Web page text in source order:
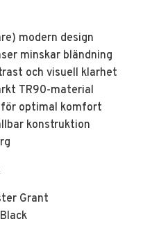
modern design
minskar bländning
och visuell klarhet
TR90-material
optimal komfort
konstruktion
Grant